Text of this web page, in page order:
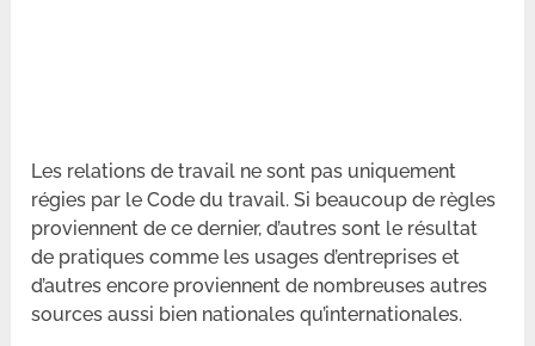
Les relations de travail ne sont pas uniquement
régies par le Code du travail. Si beaucoup de règles
proviennent de ce dernier, d’autres sont le résultat
de pratiques comme les usages d’entreprises et
d’autres encore proviennent de nombreuses autres
sources aussi bien nationales qu’internationales.